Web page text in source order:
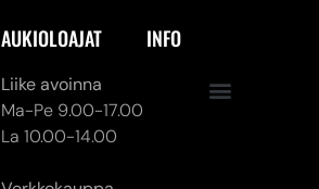
AUKIOLOAJAT
Liike avoinna
Ma-Pe 9.00-17.00
La 10.00-14.00
INFO